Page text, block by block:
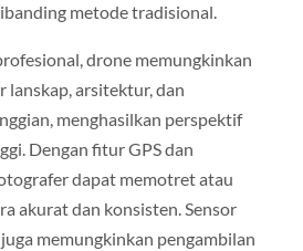
metode tradisional.
drone memungkinkan
lanskap, arsitektur, dan
menghasilkan perspektif
Dengan fitur GPS dan
dapat memotret atau
akurat dan konsisten. Sensor
memungkinkan pengambilan